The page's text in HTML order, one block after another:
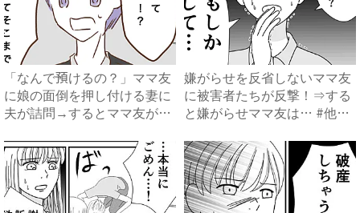
「なんで預けるの？」ママ友
に娘の面倒を押し付ける妻に
夫が詰問→するとママ友が衝
嫌がらせを反省しないママ友
に被害者たちが反撃！⇒する
と嫌がらせママ友は… #他